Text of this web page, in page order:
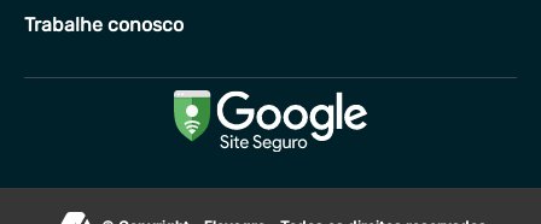
Trabalhe conosco